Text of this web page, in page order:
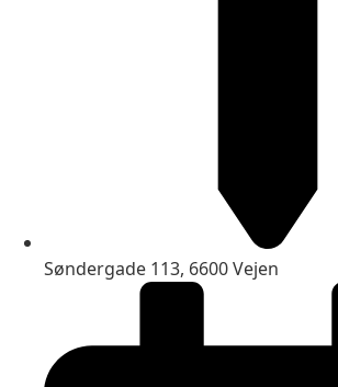
Søndergade 113, 6600 Vejen